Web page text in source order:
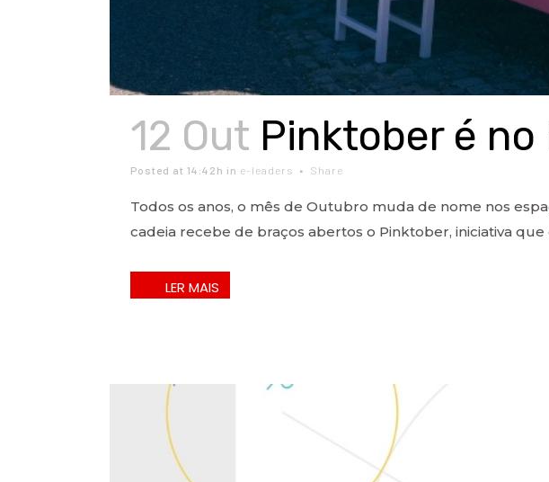
12 Out Pinktober é no
Posted at 14:42h in e-leaders Share
Todos os anos, o mês de Outubro muda de nome nos
cadeia recebe de braços abertos o Pinktober, iniciativa